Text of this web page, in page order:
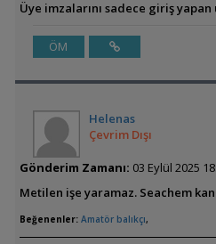
Üye imzalarını sadece giriş
ÖM
Helenas
Çevrim Dışı
Gönderim Zamanı: 03 Eylül 2025
Metilen işe yaramaz. Seachem
Beğenenler: Amatör balıkçı,